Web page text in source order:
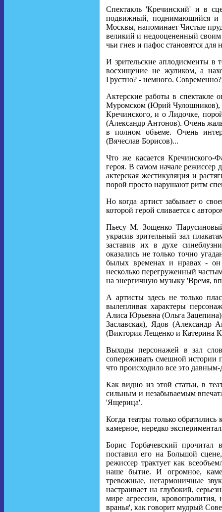
Спектакль 'Кречинский' и в
подвижный, поднимающийся и
Москвы, напоминает Чистые
великий и недооцененный
чьи гнев и пафос становятся
И зрительские аплодисменты в
восхищение не жуликом, а
Грустно? - немного.
Актерские работы в спектакле
Муромском (Юрий Чулошников),
Кречинского, и о Лидочке,
(Александр Антонов). Очень
в полном объеме. Очень
(Вячеслав Борисов)...
Что же касается Кречинского-
героя. В самом начале режиссер
актерская жестикуляция и
порой просто нарушают ритм
Но когда артист забывает о
которой герой сливается с
Пьесу М. Зощенко
украсив зрительный зал
заставив их в духе
оказались не только точно
былых временах и нравах -
несколько перегруженный
на энергичную музыку 'Время,
А артисты здесь не только
вылепливая характеры
Алиса Юрьевна (Ольга
Заславская), Ядов (Александр
(Виктория Лещенко и Катерина
Выходы персонажей в зал
сопереживать смешной истории
что происходило все это давным-
Как видно из этой статьи, в
сильным и незабываемым
'Ящерица'.
Когда театры только
камерное, нередко
Борис Горбачевский
поставил его на Большой
режиссер трактует как
наше бытие. И огромное,
тревожные, негармоничные
настраивает на глубокий,
мире агрессии,
вранья', как говорит мудрый